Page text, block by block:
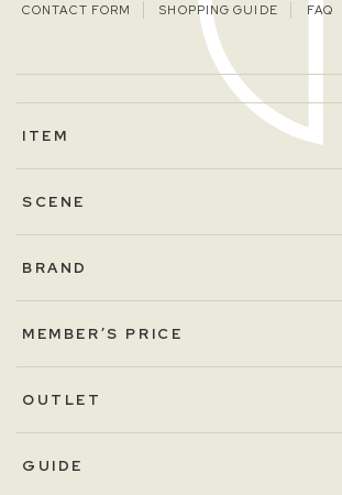
CONTACT FORM SHOPPING GUIDE FAQ
ITEM
SCENE
BRAND
MEMBER’S PRICE
OUTLET
GUIDE